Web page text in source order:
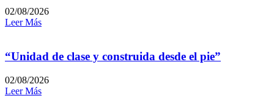
02/08/2026
Leer Más
“Unidad de clase y construida desde el pie”
02/08/2026
Leer Más